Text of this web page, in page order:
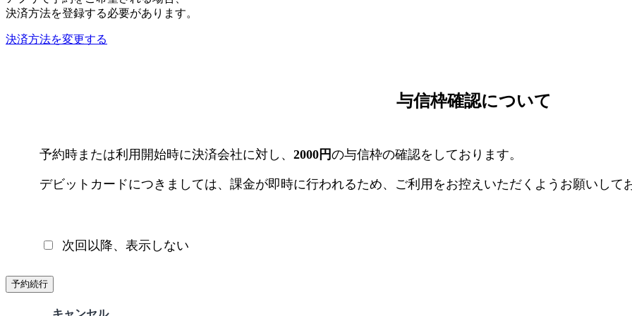
決済方法を登録する必要があります。
決済方法を変更する
与信枠確認について
予約時または利用開始時に決済会社に対し、 2000円の与信枠の確認をしております。
デビットカードにつきましては、課金が即時に行われるため、ご利用をお控えいただくようお願いして
次回以降、表示しない
予約続行